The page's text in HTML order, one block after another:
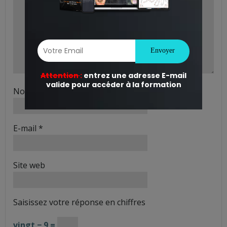
Nom
E-mail *
Site web
Saisissez votre réponse en chiffres